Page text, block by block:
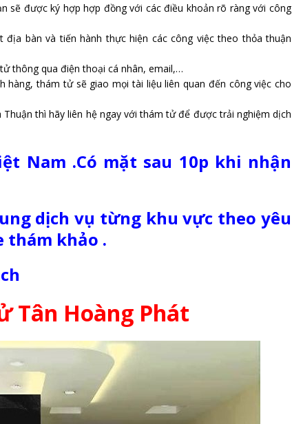
sẽ được ký hợp hợp đồng với các điều khoản rõ ràng với công
bàn và tiến hành thực hiện các công việc theo thỏa thuận
thông qua điện thoại cá nhân, email,…
hàng, thám tử sẽ giao mọi tài liệu liên quan đến công việc cho
thì hãy liên hệ ngay với thám tử để được trải nghiệm dịch
Nam .Có mặt sau 10p khi nhận
dịch vụ từng khu vực theo yêu
thám khảo .
Tân Hoàng Phát